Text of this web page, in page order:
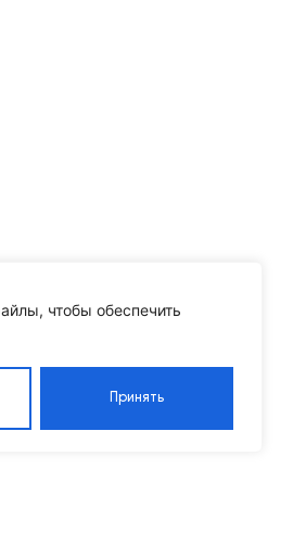
чтобы обеспечить
Принять